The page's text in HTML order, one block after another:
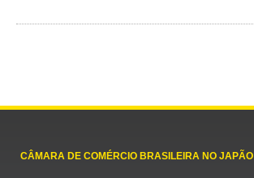
CÂMARA DE COMÉRCIO BRASILEIRA NO JAPÃO